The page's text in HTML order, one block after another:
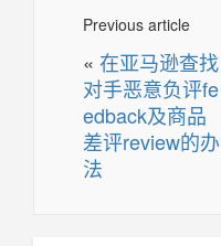
Previous article
« 在亚马逊查找
对手恶意负评fe
edback及商品
差评review的办
法